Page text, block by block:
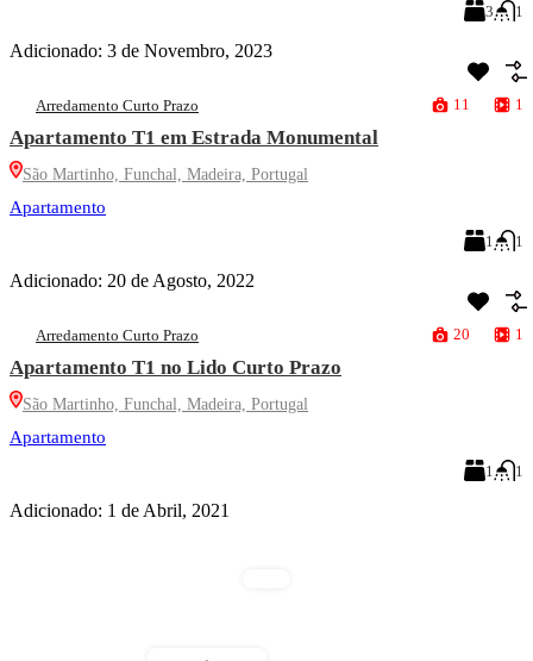
3 1
Adicionado: 3 de Novembro, 2023
Arredamento Curto Prazo 11 1
Apartamento T1 em Estrada Monumental
São Martinho, Funchal, Madeira, Portugal
Apartamento
1 1
Adicionado: 20 de Agosto, 2022
Arredamento Curto Prazo 20 1
Apartamento T1 no Lido Curto Prazo
São Martinho, Funchal, Madeira, Portugal
Apartamento
1 1
Adicionado: 1 de Abril, 2021